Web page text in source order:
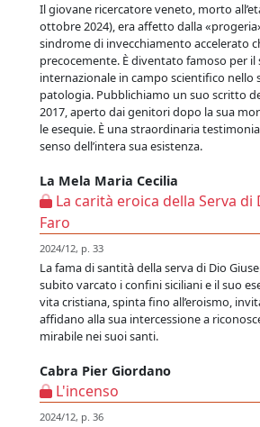
Il giovane ricercatore veneto, morto
ottobre 2024), era affetto dalla
sindrome di invecchiamento accelerato
precocemente. È diventato famoso per
internazionale in campo scientifico nello
patologia. Pubblichiamo un suo scritto
2017, aperto dai genitori dopo la sua
le esequie. È una straordinaria
senso dell’intera sua esistenza.
La Mela Maria Cecilia
La carità eroica della Serva di
Faro
2024/12, p. 33
La fama di santità della serva di Dio
subito varcato i confini siciliani e il suo
vita cristiana, spinta fino all’eroismo,
affidano alla sua intercessione a
mirabile nei suoi santi.
Cabra Pier Giordano
L'incenso
2024/12, p. 36